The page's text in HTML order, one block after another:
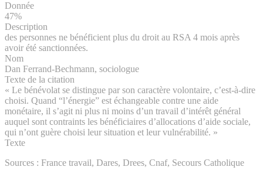
Donnée
47%
Description
des personnes ne bénéficient plus du droit au RSA 4 mois après
avoir été sanctionnées.
Nom
Dan Ferrand-Bechmann, sociologue
Texte de la citation
« Le bénévolat se distingue par son caractère volontaire, c’est-à-dire
choisi. Quand “l’énergie” est échangeable contre une aide
monétaire, il s’agit ni plus ni moins d’un travail d’intérêt général
auquel sont contraints les bénéficiaires d’allocations d’aide sociale,
qui n’ont guère choisi leur situation et leur vulnérabilité. »
Texte
Sources : France travail, Dares, Drees, Cnaf, Secours Catholique